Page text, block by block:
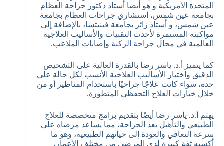
المتحدة الأمريكية و هو أيضا أستاذ دكتور جراحة العظام
بجامعة عين شمس، استشاري جراحات العظام بجامعة
عين شمس، و أستاذ زائر بجامعة فينيتسا، بالإضافة إلى
مواكبته المستمرة لأحدث التقنيات والأساليب العلاجية
العالمية في مجال جراحة الركبة وإصابات الملاعب.
كما يتميز أ.د. ياسر رضا بالقدرة العالية على التشخيص
الدقيق واختيار الأساليب العلاجية الأنسب لكل حالة على
حدة، سواء كانت علاجًا جراحيًا باستخدام المناظير أو من
خلال خيارات العلاج التحفظي المتطورة.
يهتم أ.د. ياسر رضا أيضًا بتقديم برامج متخصصة للعلاج
الطبيعي والتأهيل بعد الجراحة، مما يساعد مرضاه على
سرعة التعافي والعودة إلى حياتهم الطبيعية، وهو ما
أكسبه ثقة كبيرة لدى المرضى من مختلف الأعمار،